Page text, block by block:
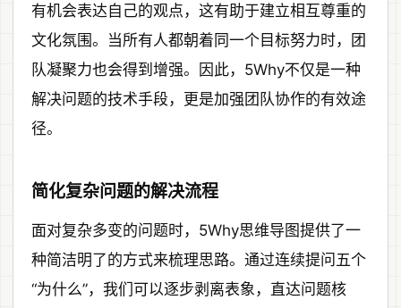
有机会表达自己的观点，这有助于建立相互尊重的
文化氛围。当所有人都朝着同一个目标努力时，团
队凝聚力也会得到增强。因此，5Why不仅是一种
解决问题的技术手段，更是加强团队协作的有效途
径。
简化复杂问题的解决流程
面对复杂多变的问题时，5Why思维导图提供了一
种简洁明了的方式来梳理思路。通过连续提问五个
“为什么”，我们可以逐步剥离表象，直达问题核